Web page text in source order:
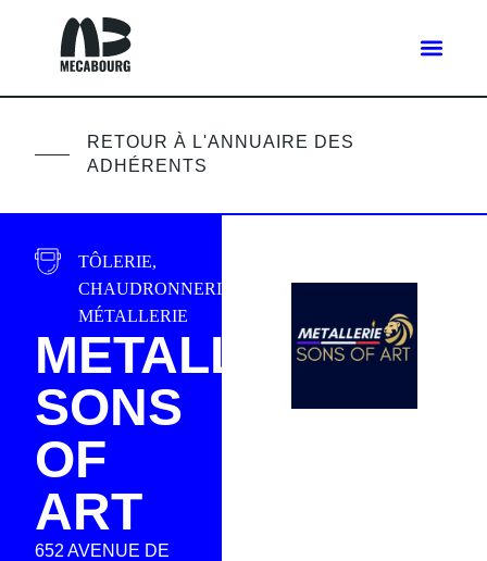
RETOUR À L'ANNUAIRE DES
ADHÉRENTS
TÔLERIE,
CHAUDRONNERIE,
MÉTALLERIE
METALLERIE
SONS
OF
ART
652 AVENUE DE